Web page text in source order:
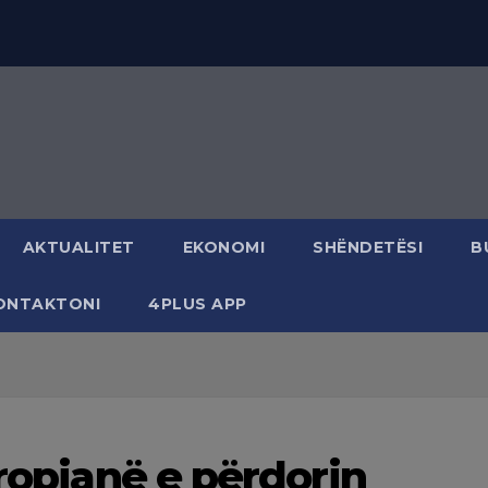
AKTUALITET EKONOMI SHËNDETËSI
4PLUS APP
e përdorin